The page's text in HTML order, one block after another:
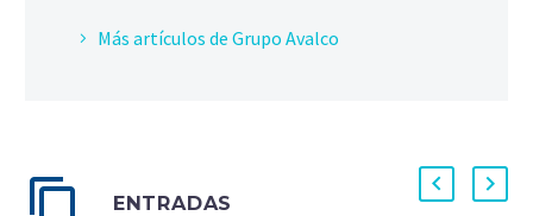
Más artículos de Grupo Avalco
ENTRADAS